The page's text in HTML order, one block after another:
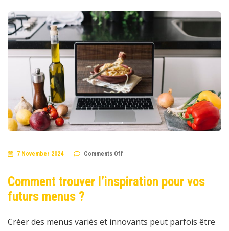
7 November 2024 Comments Off
pour
vos
Comment trouver l’inspiration pour vos
futurs menus ?
Créer des menus variés et innovants peut parfois être